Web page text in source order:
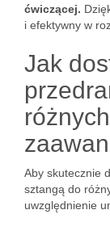
ćwiczącej.
i efektywny w
Jak
Aby skutecznie
sztangą do
uwzględnienie